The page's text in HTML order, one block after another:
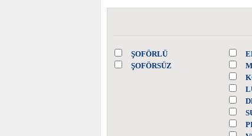
ŞOFÖRLÜ
ŞOFÖRSÜZ